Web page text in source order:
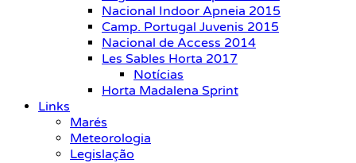
Nacional Indoor Apneia 2015
Camp. Portugal Juvenis 2015
Nacional de Access 2014
Les Sables Horta 2017
Notícias
Horta Madalena Sprint
Links
Marés
Meteorologia
Legislação